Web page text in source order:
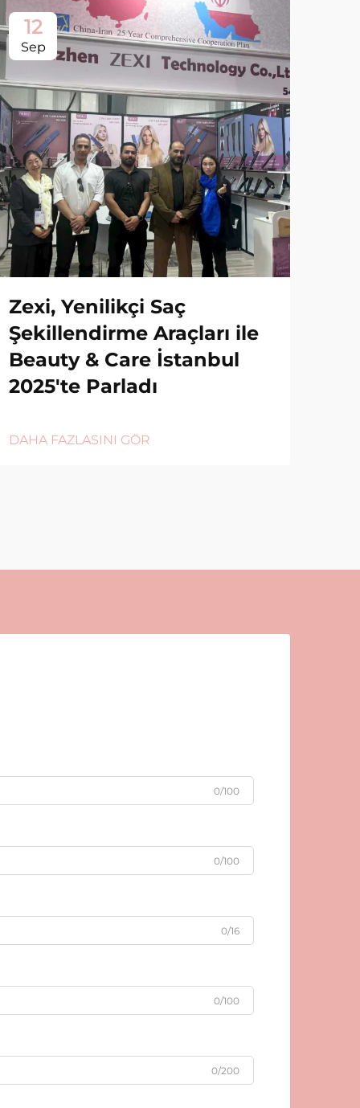
12
Sep
Zexi, Yenilikçi Saç
Şekillendirme Araçları ile
Beauty & Care İstanbul
2025'te Parladı
DAHA FAZLASINI GÖR
0/100
0/100
0/16
0/100
0/200